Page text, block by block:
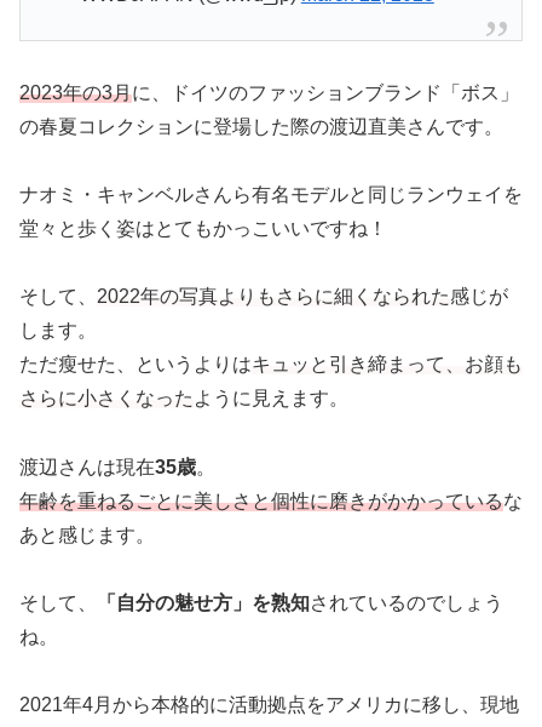
2023年の3月に、ドイツのファッションブランド「ボス」
の春夏コレクションに登場した際の渡辺直美さんです。
ナオミ・キャンベルさんら有名モデルと同じランウェイを
堂々と歩く姿はとてもかっこいいですね！
そして、 2022年の写真よりもさらに細くなられた感じが
します。
ただ瘦せた、というよりはキュッと引き締まって、お顔も
さらに小さくなった ように見えます。
渡辺さんは現在35歳。
年齢を重ねるごとに美しさと個性に磨きがかかっているな
あと感じます。
そして、 「自分の魅せ方」を熟知されているのでしょう
ね。
2021年4月から本格的に活動拠点をアメリカに移し、現地